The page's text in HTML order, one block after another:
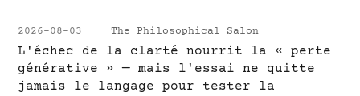
2026-08-03 The Philosophical Salon
L'échec de la clarté nourrit la « perte
générative » — mais l'essai ne quitte
jamais le langage pour tester la